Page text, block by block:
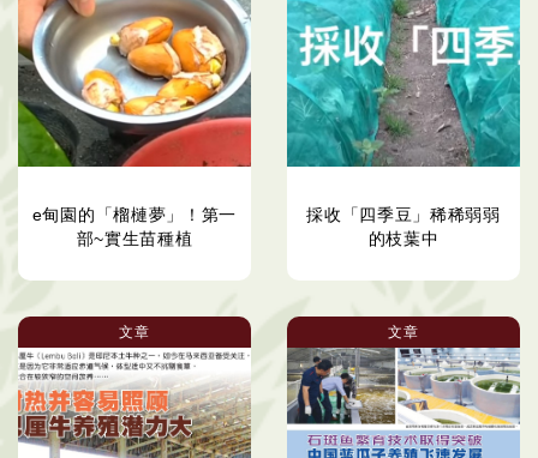
e甸園的「榴槤夢」！第一
部~實生苗種植
採收「四季豆」稀稀弱弱
的枝葉中
文章 文章